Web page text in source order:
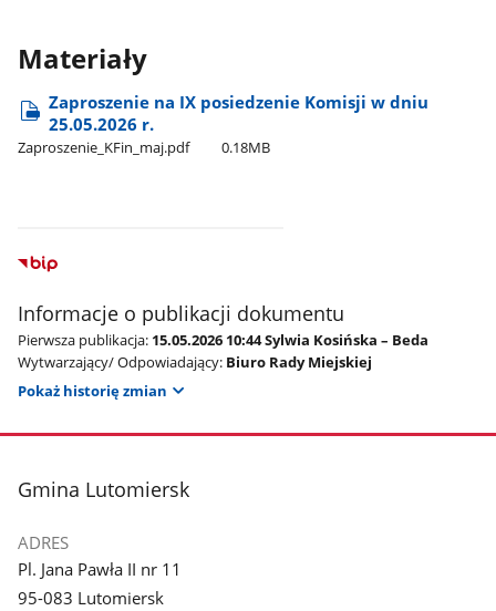
Materiały
Zaproszenie na IX posiedzenie Komisji w dniu
25.05.2026 r.
Zaproszenie​_KFin​_maj.pdf 0.18MB
Informacje o publikacji dokumentu
Pierwsza publikacja: 15.05.2026 10:44 Sylwia Kosińska – Beda
Wytwarzający/ Odpowiadający: Biuro Rady Miejskiej
Pokaż historię zmian
stopka
Gmina Lutomiersk
ADRES
Pl. Jana Pawła II nr 11
95-083 Lutomiersk